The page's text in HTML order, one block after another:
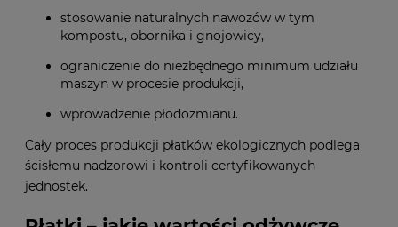
stosowanie naturalnych nawozów w tym
kompostu, obornika i gnojowicy,
ograniczenie do niezbędnego minimum udziału
maszyn w procesie produkcji,
wprowadzenie płodozmianu.
Cały proces produkcji płatków ekologicznych podlega
ścisłemu nadzorowi i kontroli certyfikowanych
jednostek.